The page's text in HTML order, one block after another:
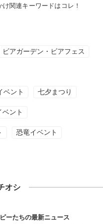
関連キーワードはコレ！
ビアガーデン・ビアフェス
ベント 七夕まつり
ベント
恐竜イベント
オシ
ーたちの最新ニュース